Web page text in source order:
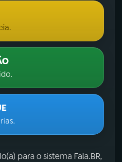
para o sistema Fala.BR,